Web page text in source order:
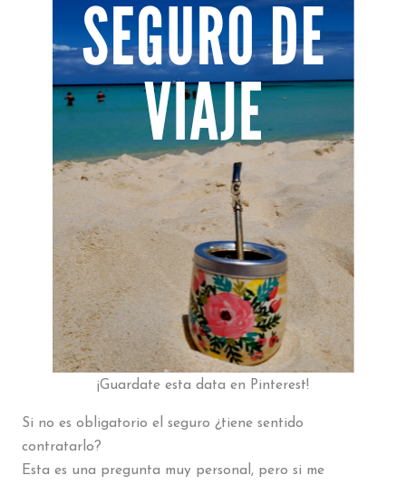
¡Guardate esta data en Pinterest!
Si no es obligatorio el seguro ¿tiene sentido
contratarlo?
Esta es una pregunta muy personal, pero si me